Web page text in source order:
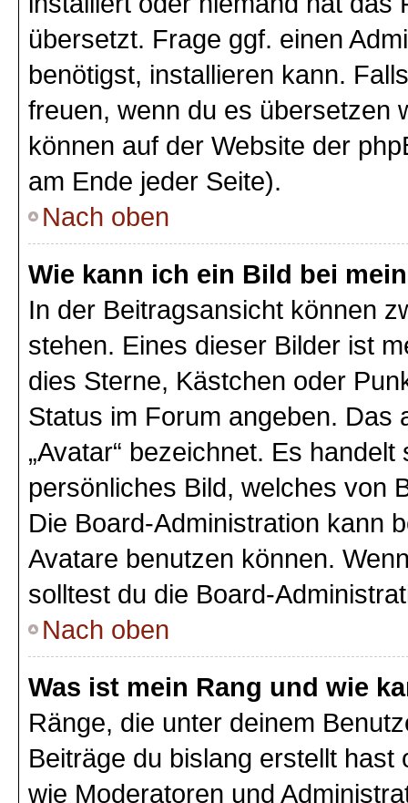
übersetzt. Frage ggf. einen
benötigst, installieren kann.
freuen, wenn du es übersetzen
können auf der Website der
am Ende jeder Seite).
Nach oben
Wie kann ich ein Bild bei
In der Beitragsansicht können
stehen. Eines dieser Bilder ist
dies Sterne, Kästchen oder
Status im Forum angeben. Das
„Avatar“ bezeichnet. Es
persönliches Bild, welches von
Die Board-Administration kann
Avatare benutzen können.
solltest du die Board-
Nach oben
Was ist mein Rang und wie
Ränge, die unter deinem
Beiträge du bislang erstellt
wie Moderatoren und